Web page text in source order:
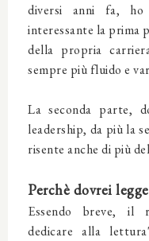
diversi anni fa, ho
interessante la prima
della propria
sempre più fluido e
La seconda parte,
leadership, da più la
risente anche di più
Perchè dovrei
Essendo breve, il
dedicare alla